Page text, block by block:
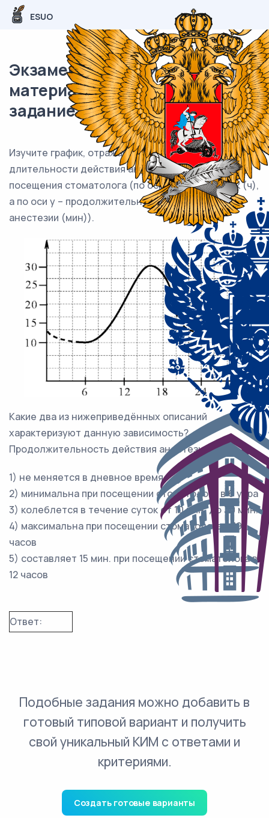
ESUO
Экзаменационный (типовой)
материал ОГЭ / Биология / 04
задание (24) / 63
Изучите график, отражающий зависимость
длительности действия анестезии от времени
посещения стоматолога (по оси x – время суток (ч),
а по оси у – продолжительность действия
анестезии (мин)).
Какие два из нижеприведённых описаний
характеризуют данную зависимость?
Продолжительность действия анестезии
1) не меняется в дневное время
2) минимальна при посещении стоматолога в 6 утра
3) колеблется в течение суток от 10 мин. до 30 мин.
4) максимальна при посещении стоматолога в 19
часов
5) составляет 15 мин. при посещении стоматолога в
12 часов
Ответ:
Подобные задания можно добавить в
готовый типовой вариант и получить
свой уникальный КИМ с ответами и
критериями.
Создать готовые варианты